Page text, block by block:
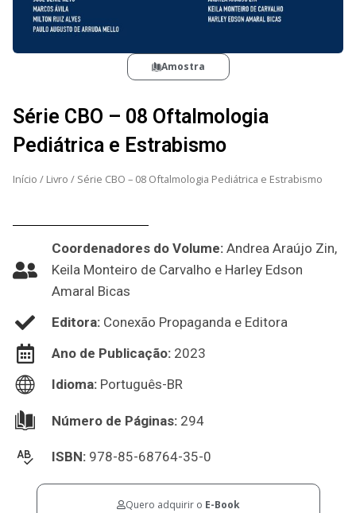
Amostra
Série CBO – 08 Oftalmologia
Pediátrica e Estrabismo
Início / Livro / Série CBO – 08 Oftalmologia Pediátrica e Estrabismo
Coordenadores do Volume: Andrea Araújo Zin,
Keila Monteiro de Carvalho e Harley Edson
Amaral Bicas
Editora: Conexão Propaganda e Editora
Ano de Publicação: 2023
Idioma: Português-BR
Número de Páginas: 294
ISBN: 978-85-68764-35-0
Quero adquirir o E-Book